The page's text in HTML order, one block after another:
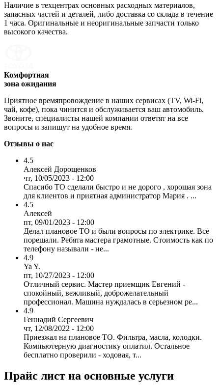
Наличие в техцентрах основных расходных материалов,
запасных частей и деталей, либо доставка со склада в течение
1 часа. Оригинальные и неоригинальные запчасти только
высокого качества.
Комфортная
зона ожидания
Приятное времяпровождение в наших сервисах (TV, Wi-Fi,
чай, кофе), пока чинится и обслуживается ваш автомобиль.
Звоните, специалисты нашей компании ответят на все
вопросы и запишут на удобное время.
Отзывы о нас
4.5
Алексей Дорощенков
чт, 10/05/2023 - 12:00
Спасибо ТО сделали быстро и не дорого , хорошая зона
для клиентов и приятная администратор Мария . ...
4.5
Алексей
пт, 09/01/2023 - 12:00
Делал плановое ТО и были вопросы по электрике. Все
порешали. Ребята мастера грамотные. Стоимость как по
телефону называли - не...
4.9
Ya Y.
пт, 10/27/2023 - 12:00
Отличный сервис. Мастер приемщик Евгений -
спокойный, вежливый, доброжелательный
профессионал. Машина нуждалась в серьезном ре...
4.9
Геннадий Сергеевич
чт, 12/08/2022 - 12:00
Приезжал на плановое ТО. Фильтра, масла, колодки.
Компьютерную диагностику оплатил. Остальное
бесплатно проверили - ходовая, т...
Прайс лист на основные услуги